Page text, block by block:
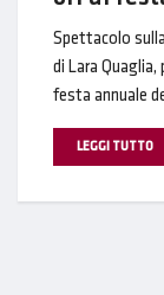
Spettacolo
di Lara
festa annuale
LEGGI TUTTO